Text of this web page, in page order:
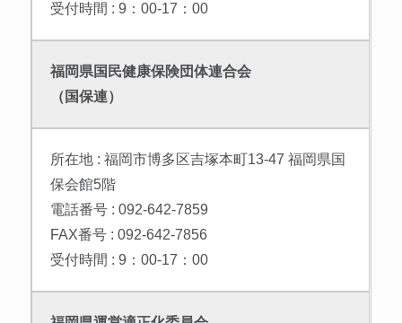
受付時間 : 9：00-17：00
福岡県国民健康保険団体連合会
（国保連）
所在地 : 福岡市博多区吉塚本町13-47 福岡県国
保会館5階
電話番号 : 092-642-7859
FAX番号 : 092-642-7856
受付時間 : 9：00-17：00